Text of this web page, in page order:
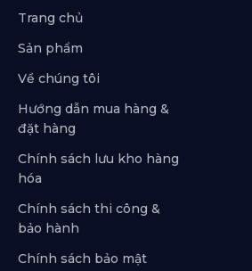
Trang chủ
Sản phẩm
Về chúng tôi
Hướng dẫn mua hàng &
đặt hàng
Chính sách lưu kho hàng
hóa
Chính sách thi công &
bảo hành
Chính sách bảo mật